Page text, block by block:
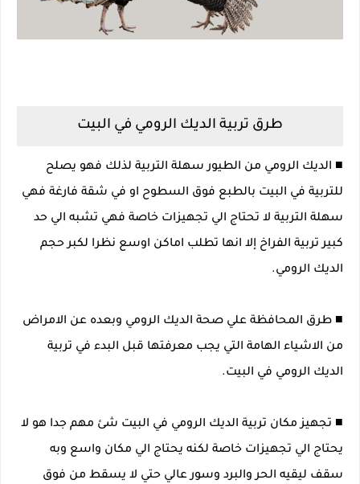
طرق تربية الديك الرومي في البيت
■ الديك الرومي من الطيور سهلة التربية لذلك فهو يصلح
للتربية في البيت بالطبع فوق السطوح او في شقة فارغة فهي
سهلة التربية لا تحتاج الي تجهيزات خاصة فهي تشبه الي حد
كبير تربية الفراخ إلا انها تطلب اماكن اوسع نظرا لكبر حجم
الديك الرومي.
■ طرق المحافظة علي صحة الديك الرومي وبعده عن الامراض
من الاشياء الهامة التي يجب معرفتها قبل البدء في تربية
الديك الرومي في البيت.
■ تجهيز مكان تربية الديك الرومي في البيت شئ مهم جدا هو لا
يحتاج الي تجهيزات خاصة لكنه يحتاج الي مكان واسع وبه
سقف ليقيه الحر والبرد وسور عالي حتي لا يسقط من فوق